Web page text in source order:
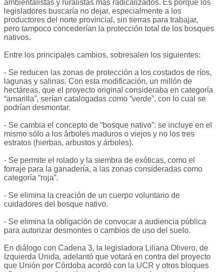
ambientalistas y ruralistas más radicalizados. Es porque los
legisladores buscaría no dejar, especialmente a los
productores del norte provincial, sin tierras para trabajar,
pero tampoco concederían la protección total de los bosques
nativos.
Entre los principales cambios, sobresalen los siguientes:
- Se reducen las zonas de protección a los costados de ríos,
lagunas y salinas. Con esta modificación, un millón de
hectáreas, que el proyecto original consideraba en categoría
“amarilla”, serían catalogadas como “verde”, con lo cual se
podrían desmontar.
- Se cambia el concepto de “bosque nativo”: se incluye en el
mismo sólo a los árboles maduros o viejos y no los tres
estratos (hierbas, arbustos y árboles).
- Se permite el rolado y la siembra de exóticas, como el
forraje para la ganadería, a las zonas consideradas como
categoría “roja”.
- Se elimina la creación de un cuerpo voluntario de
cuidadores del bosque nativo.
- Se elimina la obligación de convocar a audiencia pública
para autorizar desmontes o cambios de uso del suelo.
En diálogo con Cadena 3, la legisladora Liliana Olivero, de
Izquierda Unida, adelantó que votará en contra del proyecto
que Unión por Córdoba acordó con la UCR y otros bloques